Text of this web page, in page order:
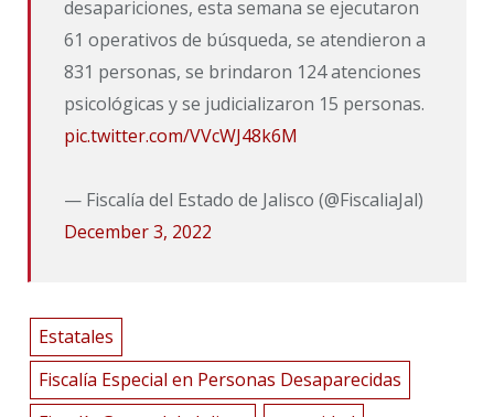
desapariciones, esta semana se ejecutaron
61 operativos de búsqueda, se atendieron a
831 personas, se brindaron 124 atenciones
psicológicas y se judicializaron 15 personas.
pic.twitter.com/VVcWJ48k6M
— Fiscalía del Estado de Jalisco (@FiscaliaJal)
December 3, 2022
Estatales
Fiscalía Especial en Personas Desaparecidas